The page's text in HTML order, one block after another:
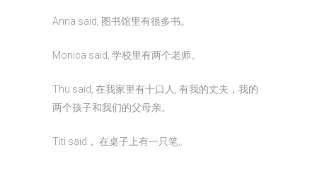
Anna said, 图书馆里有很多书。
Monica said, 学校里有两个老师。
Thu said, 在我家里有十口人, 有我的丈夫，我的
两个孩子和我们的父母亲。
Titi said， 在桌子上有一只笔。